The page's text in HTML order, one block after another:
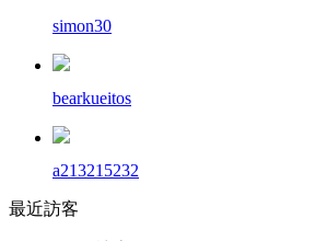
simon30
bearkueitos
a213215232
最近訪客